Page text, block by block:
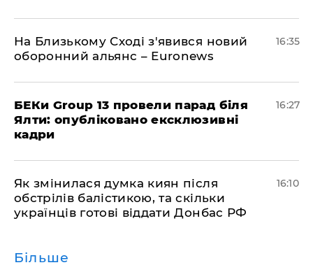
На Близькому Сході з'явився новий
оборонний альянс – Euronews
16:35
БЕКи Group 13 провели парад біля
Ялти: опубліковано ексклюзивні
кадри
16:27
Як змінилася думка киян після
обстрілів балістикою, та скільки
українців готові віддати Донбас РФ
16:10
Більше